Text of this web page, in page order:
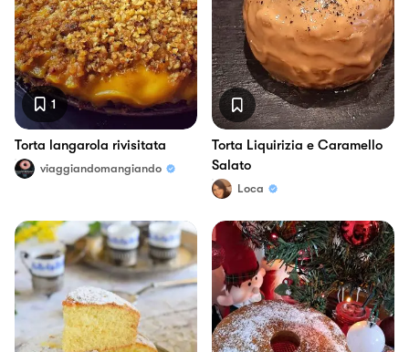
1
Torta langarola rivisitata
viaggiandomangiando
Torta Liquirizia e Caramello
Salato
Loca